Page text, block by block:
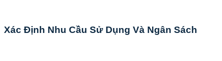
Xác Định Nhu Cầu Sử Dụng Và Ngân Sách